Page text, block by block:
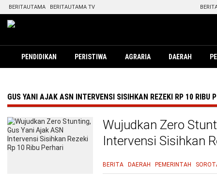
BERITAUTAMA BERITAUTAMA TV
PENDIDIKAN PERISTIWA AGRARIA DAERAH
GUS YANI AJAK ASN INTERVENSI SISIHKAN REZEKI RP 10 RIBU
Wujudkan Zero
Intervensi Sisihkan
BERITA DAERAH PEMERINTAH